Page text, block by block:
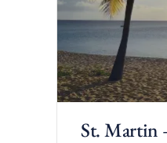
belles des caraïbes,
de la beauté
St. Martin